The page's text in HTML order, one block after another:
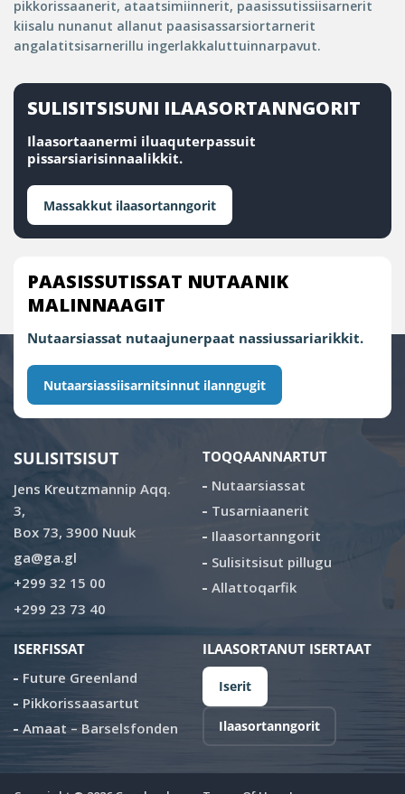
pikkorissaanerit, ataatsimiinnerit, paasissutissiisarnerit
kiisalu nunanut allanut paasisassarsiortarnerit
angalatitsisarnerillu ingerlakkaluttuinnarpavut.
SULISITSISUNI ILAASORTANNGORIT
Ilaasortaanermi iluaquterpassuit
pissarsiarisinnaalikkit.
Massakkut ilaasortanngorit
PAASISSUTISSAT NUTAANIK
MALINNAAGIT
Nutaarsiassat nutaajunerpaat nassiussariarikkit.
Nutaarsiassiisarnitsinnut ilanngugit
SULISITSISUT
Jens Kreutzmannip Aqq.
3,
Box 73, 3900 Nuuk
ga@ga.gl
+299 32 15 00
+299 23 73 40
TOQQAANNARTUT
Nutaarsiassat
Tusarniaanerit
Ilaasortanngorit
Sulisitsisut pillugu
Allattoqarfik
ISERFISSAT
Future Greenland
Pikkorissaasartut
Amaat – Barselsfonden
ILAASORTANUT ISERTAAT
Iserit
Ilaasortanngorit